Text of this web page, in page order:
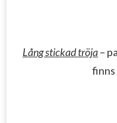
Lång stickad tröja–